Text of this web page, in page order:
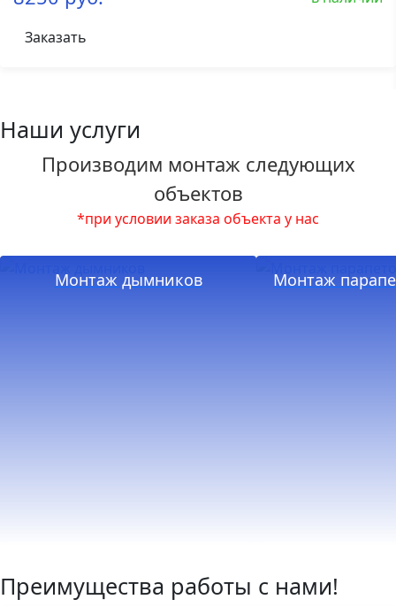
Заказать
Наши услуги
Производим монтаж следующих
объектов
*при условии заказа объекта у нас
Монтаж дымников Монтаж
Преимущества работы с нами!